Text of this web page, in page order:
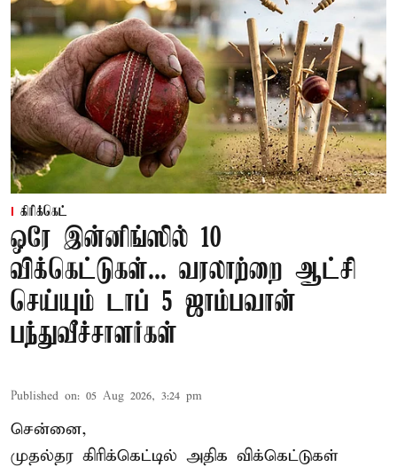
கிரிக்கெட்
ஒரே இன்னிங்ஸில் 10
விக்கெட்டுகள்... வரலாற்றை ஆட்சி
செய்யும் டாப் 5 ஜாம்பவான்
பந்துவீச்சாளர்கள்
Published on: 05 Aug 2026, 3:24 pm
சென்னை,
முதல்தர கிரிக்கெட்டில் அதிக விக்கெட்டுகள்